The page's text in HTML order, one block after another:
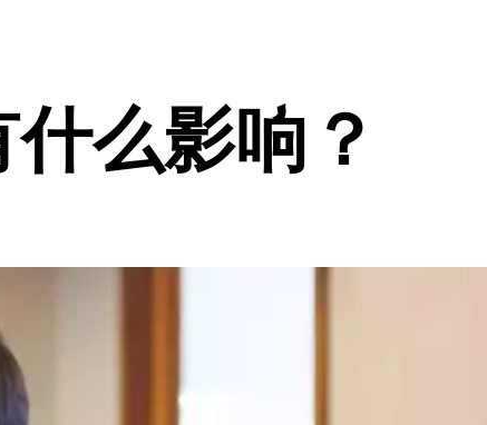
么影响？